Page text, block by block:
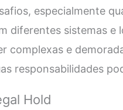
especialmente
diferentes sistemas e
complexas e
responsabilidades
Hold